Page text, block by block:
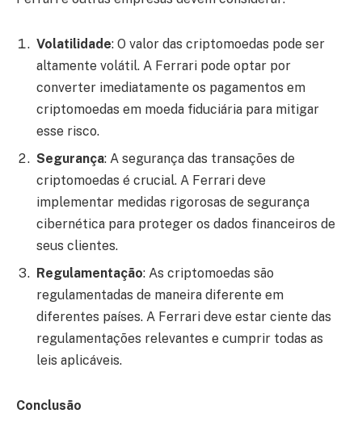
Volatilidade: O valor das criptomoedas pode ser
altamente volátil. A Ferrari pode optar por
converter imediatamente os pagamentos em
criptomoedas em moeda fiduciária para mitigar
esse risco.
Segurança: A segurança das transações de
criptomoedas é crucial. A Ferrari deve
implementar medidas rigorosas de segurança
cibernética para proteger os dados financeiros de
seus clientes.
Regulamentação: As criptomoedas são
regulamentadas de maneira diferente em
diferentes países. A Ferrari deve estar ciente das
regulamentações relevantes e cumprir todas as
leis aplicáveis.
Conclusão